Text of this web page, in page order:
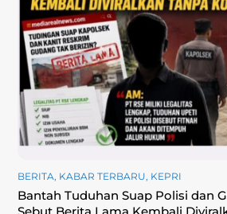
BERITA, KABAR TERBARU, KEPRI
Bantah Tuduhan Suap Polisi dan
Sebut Berita Lama Kembali